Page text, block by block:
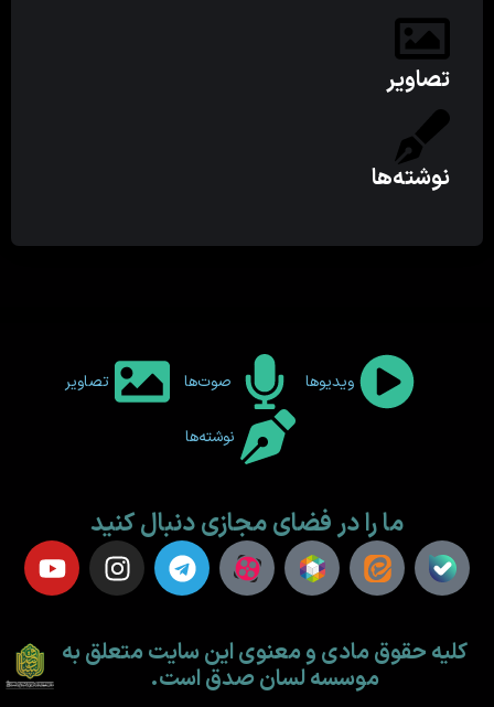
تصاویر
نوشته‌ها
ویدیوها صوت‌ها تصاویر
نوشته‌ها
ما را در فضای مجازی دنبال کنید
کلیه حقوق مادی و معنوی این سایت متعلق به
موسسه لسان صدق است.